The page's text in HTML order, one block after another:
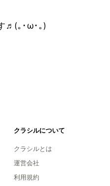
♬(｡･ω･｡)
クラシルについて
クラシルとは
運営会社
利用規約